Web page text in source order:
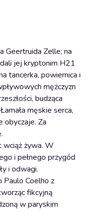
Geertruida Zelle; na
jej kryptonim H21
tancerka, powiernica i
mężczyzn
budząca
męskie serca,
obyczaje. Za
żywa. W
i pełnego przygód
i odwagi.
Coelho z
fikcyjną
w paryskim